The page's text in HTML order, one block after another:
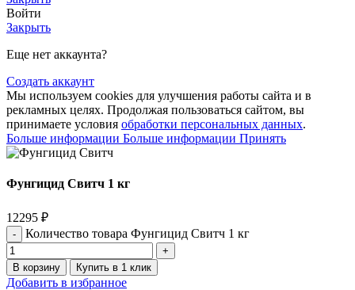
Войти
Закрыть
Еще нет аккаунта?
Создать аккаунт
Мы используем cookies для улучшения работы сайта и в
рекламных целях. Продолжая пользоваться сайтом, вы
принимаете условия обработки персональных данных.
Больше информации Больше информации Принять
Фунгицид Свитч 1 кг
12295 ₽
Количество товара Фунгицид Свитч 1 кг
В корзину Купить в 1 клик
Добавить в избранное